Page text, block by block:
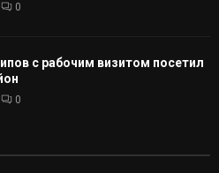
0
с рабочим визитом посетил
0